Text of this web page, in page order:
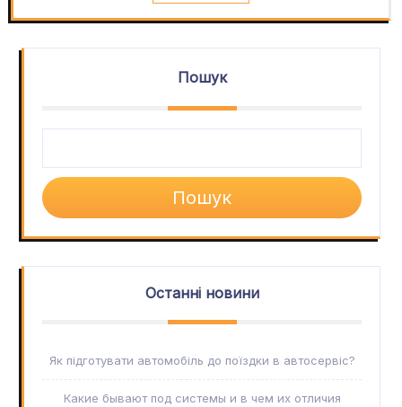
Пошук
Пошук
Останні новини
Як підготувати автомобіль до поїздки в автосервіс?
Какие бывают под системы и в чем их отличия